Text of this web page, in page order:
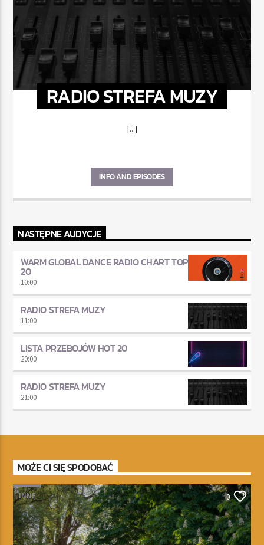
RADIO STREFA MUZY
[...]
INFO AND EPISODES
NASTĘPNE AUDYCJE
WARM GLOBAL DANCE RADIO CHART TOP
20
10:00
RADIO STREFA MUZY
11:00
LISTA PRZEBOJÓW HOT 20
20:00
RADIO STREFA MUZY
21:00
MOŻE CI SIĘ SPODOBAĆ
INNE 0